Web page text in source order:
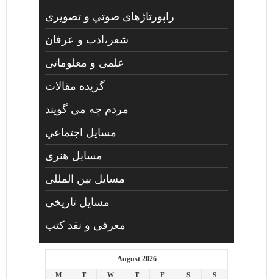
راپورتاژهای صوتي و تصويری
شعر،ادب و عرفان
علمی و معلوماتی
گزیده مقالات
مردم چه مي گويند
مسايل اجتماعي
مسايل هنری
مسایل بین المللی
مسایل تاریخی
معرفی و نقد کتب
August 2026
M T W T F S
S